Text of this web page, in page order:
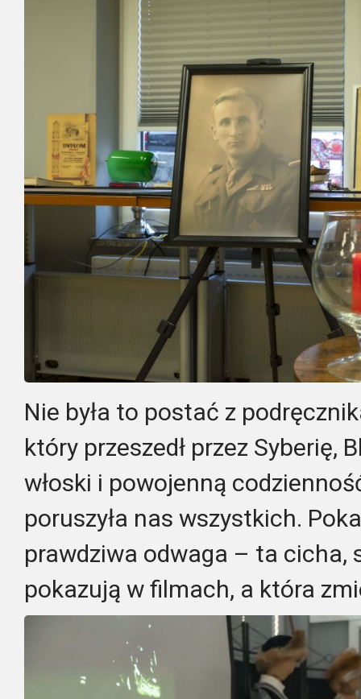
Nie była to postać z
który przeszedł przez Syberię,
włoski i powojenną
poruszyła nas wszystkich.
prawdziwa odwaga – ta cicha,
pokazują w filmach, a która